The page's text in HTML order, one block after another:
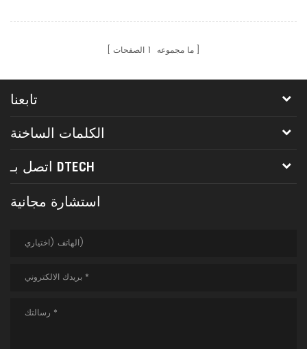
ما مجموعه 1 الصفحات
تابعنا
الكلمات الساخنة
اتصل بـ DTECH
استشارة مجانية